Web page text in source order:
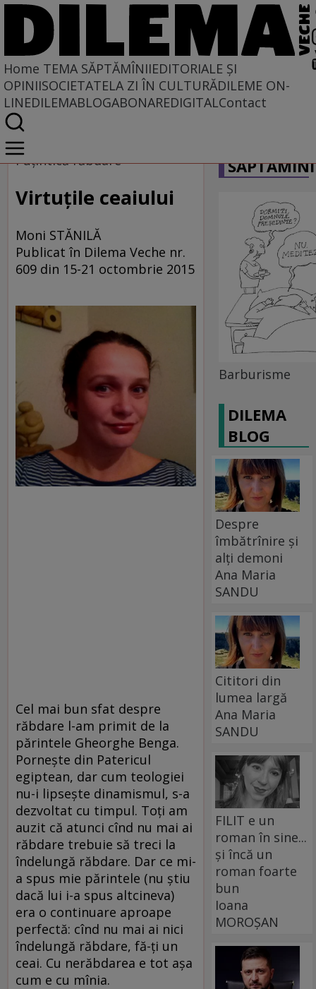
Home TEMA SĂPTĂMÎNIIEDITORIALE ȘI
OPINIISOCIETATELA ZI ÎN CULTURĂDILEME ON-
LINEDILEMABLOGABONAREDIGITALContact
Home
Tema săptămînii
Puțintică răbdare
Virtuțile ceaiului
Moni STĂNILĂ
Publicat în Dilema Veche nr.
609 din 15-21 octombrie 2015
Cel mai bun sfat despre
răbdare l-am primit de la
părintele Gheorghe Benga.
Porneşte din Patericul
egiptean, dar cum teologiei
nu-i lipseşte dinamismul, s-a
dezvoltat cu timpul. Toţi am
auzit că atunci cînd nu mai ai
răbdare trebuie să treci la
îndelungă răbdare. Dar ce mi-
a spus mie părintele (nu ştiu
dacă lui i-a spus altcineva)
era o continuare aproape
perfectă: cînd nu mai ai nici
îndelungă răbdare, fă-ţi un
ceai. Cu nerăbdarea e tot aşa
cum e cu mînia.
Barburisme
DILEMA
BLOG
Despre
îmbătrînire și
alți demoni
Ana Maria
SANDU
Cititori din
lumea largă
Ana Maria
SANDU
FILIT e un
roman în sine...
și încă un
roman foarte
bun
Ioana
MOROȘAN